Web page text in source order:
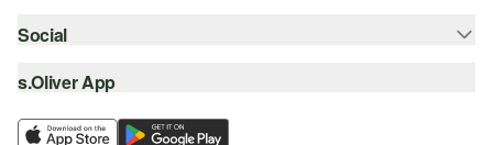
Career
Wunschliste
Kreditkarte
SSL-Verschlüsselung
Sendungsverfolgung
Post AT
Social
instagram
facebook
s.Oliver App